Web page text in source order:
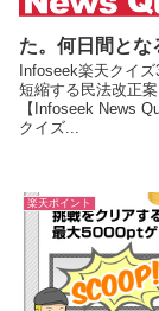
た。何日間とな
Infoseek楽天クイ
短縮する民法改正
【Infoseek News
クイズ...
楽天ポイント